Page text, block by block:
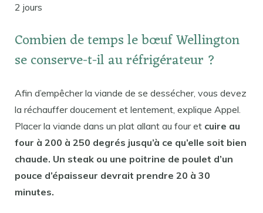
2 jours
Combien de temps le bœuf Wellington
se conserve-t-il au réfrigérateur ?
Afin d’empêcher la viande de se dessécher, vous devez
la réchauffer doucement et lentement, explique Appel.
Placer la viande dans un plat allant au four et cuire au
four à 200 à 250 degrés jusqu’à ce qu’elle soit bien
chaude. Un steak ou une poitrine de poulet d’un
pouce d’épaisseur devrait prendre 20 à 30
minutes.